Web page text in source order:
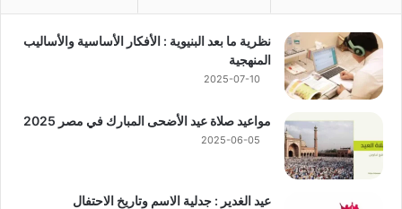
نظرية ما بعد البنيوية : الأفكار الأساسية والأساليب
المنهجية
2025-07-10
مواعيد صلاة عيد الأضحى المبارك في مصر 2025
2025-06-05
عيد الغدير : جدلية الاسم وتاريخ الاحتفال